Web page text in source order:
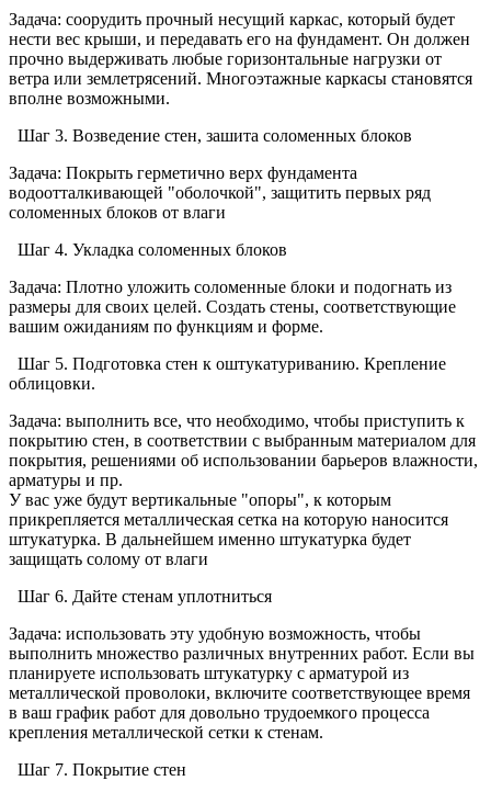
Задача: соорудить прочный несущий каркас, который будет
нести вес крыши, и передавать его на фундамент. Он должен
прочно выдерживать любые горизонтальные нагрузки от
ветра или землетрясений. Многоэтажные каркасы становятся
вполне возможными.
Шаг 3. Возведение стен, зашита соломенных блоков
Задача: Покрыть герметично верх фундамента
водоотталкивающей "оболочкой", защитить первых ряд
соломенных блоков от влаги
Шаг 4. Укладка соломенных блоков
Задача: Плотно уложить соломенные блоки и подогнать из
размеры для своих целей. Создать стены, соответствующие
вашим ожиданиям по функциям и форме.
Шаг 5. Подготовка стен к оштукатуриванию. Крепление
облицовки.
Задача: выполнить все, что необходимо, чтобы приступить к
покрытию стен, в соответствии с выбранным материалом для
покрытия, решениями об использовании барьеров влажности,
арматуры и пр.
У вас уже будут вертикальные "опоры", к которым
прикрепляется металлическая сетка на которую наносится
штукатурка. В дальнейшем именно штукатурка будет
защищать солому от влаги
Шаг 6. Дайте стенам уплотниться
Задача: использовать эту удобную возможность, чтобы
выполнить множество различных внутренних работ. Если вы
планируете использовать штукатурку с арматурой из
металлической проволоки, включите соответствующее время
в ваш график работ для довольно трудоемкого процесса
крепления металлической сетки к стенам.
Шаг 7. Покрытие стен